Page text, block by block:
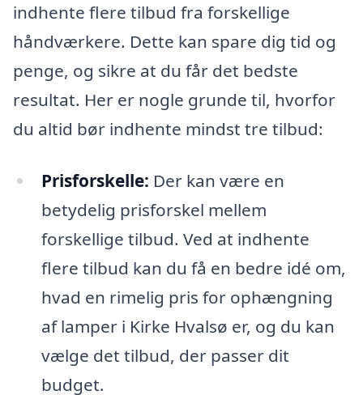
indhente flere tilbud fra forskellige
håndværkere. Dette kan spare dig tid og
penge, og sikre at du får det bedste
resultat. Her er nogle grunde til, hvorfor
du altid bør indhente mindst tre tilbud:
Prisforskelle: Der kan være en
betydelig prisforskel mellem
forskellige tilbud. Ved at indhente
flere tilbud kan du få en bedre idé om,
hvad en rimelig pris for ophængning
af lamper i Kirke Hvalsø er, og du kan
vælge det tilbud, der passer dit
budget.